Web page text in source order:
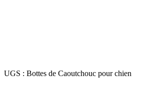
UGS : Bottes de Caoutchouc pour chien